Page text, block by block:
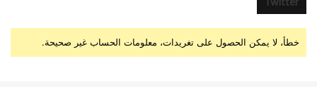
خطأ، لا يمكن الحصول على تغريدات، معلومات الحساب غير صحيحة.